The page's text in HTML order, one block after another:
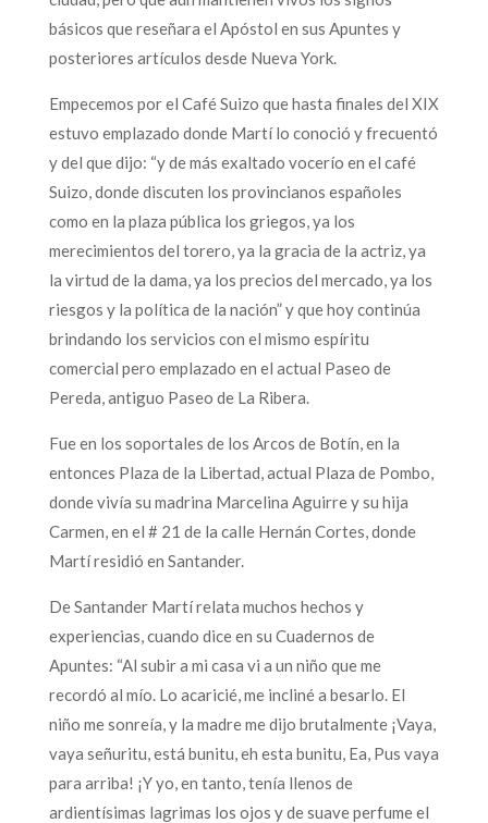
básicos que reseñara el Apóstol en sus Apuntes y
posteriores artículos desde Nueva York.
Empecemos por el Café Suizo que hasta finales del XIX
estuvo emplazado donde Martí lo conoció y frecuentó
y del que dijo: “y de más exaltado vocerío en el café
Suizo, donde discuten los provincianos españoles
como en la plaza pública los griegos, ya los
merecimientos del torero, ya la gracia de la actriz, ya
la virtud de la dama, ya los precios del mercado, ya los
riesgos y la política de la nación” y que hoy continúa
brindando los servicios con el mismo espíritu
comercial pero emplazado en el actual Paseo de
Pereda, antiguo Paseo de La Ribera.
Fue en los soportales de los Arcos de Botín, en la
entonces Plaza de la Libertad, actual Plaza de Pombo,
donde vivía su madrina Marcelina Aguirre y su hija
Carmen, en el # 21 de la calle Hernán Cortes, donde
Martí residió en Santander.
De Santander Martí relata muchos hechos y
experiencias, cuando dice en su Cuadernos de
Apuntes: “Al subir a mi casa vi a un niño que me
recordó al mío. Lo acaricié, me incliné a besarlo. El
niño me sonreía, y la madre me dijo brutalmente ¡Vaya,
vaya señuritu, está bunitu, eh esta bunitu, Ea, Pus vaya
para arriba! ¡Y yo, en tanto, tenía llenos de
ardientísimas lagrimas los ojos y de suave perfume el